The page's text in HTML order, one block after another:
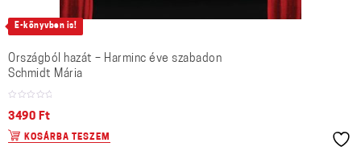
E-könyvben is!
Országból hazát – Harminc éve szabadon
Schmidt Mária
3490 Ft
KOSÁRBA TESZEM